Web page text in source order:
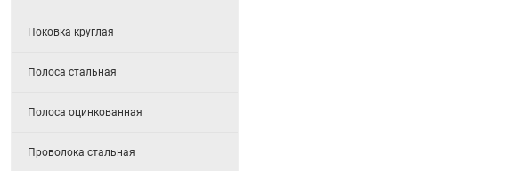
Поковка круглая
Полоса стальная
Полоса оцинкованная
Проволока стальная